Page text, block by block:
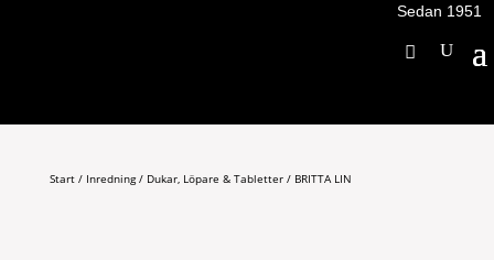
Sedan 1951
Start/ Inredning/ Dukar, Löpare & Tabletter/ BRITTA LIN